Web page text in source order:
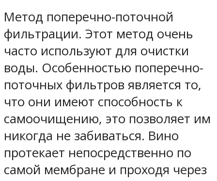
Метод поперечно-поточной
фильтрации. Этот метод очень
часто используют для очистки
воды. Особенностью поперечно-
поточных фильтров является то,
что они имеют способность к
самоочищению, это позволяет им
никогда не забиваться. Вино
протекает непосредственно по
самой мембране и проходя через